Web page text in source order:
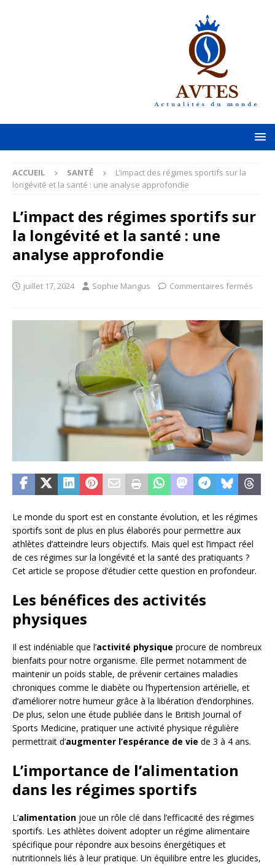
ACCUEIL SANTÉ
L’impact des régimes sportifs sur la
longévité et la santé : une analyse approfondie
L’impact des régimes sportifs sur
la longévité et la santé : une
analyse approfondie
juillet 17, 2024 Sophie Mangus Commentaires fermés
Le monde du sport est en constante évolution, et les régimes
sportifs sont de plus en plus élaborés pour permettre aux
athlètes d’atteindre leurs objectifs. Mais quel est l’impact réel
de ces régimes sur la longévité et la santé des pratiquants ?
Cet article se propose d’étudier cette question en profondeur.
Les bénéfices des activités
physiques
Il est indéniable que l’activité physique procure de nombreux
bienfaits pour notre organisme. Elle permet notamment de
maintenir un poids stable, de prévenir certaines maladies
chroniques comme le diabète ou l’hypertension artérielle, et
d’améliorer notre humeur grâce à la libération d’endorphines.
De plus, selon une étude publiée dans le British Journal of
Sports Medicine, pratiquer une activité physique régulière
permettrait d’augmenter l’espérance de vie de 3 à 4 ans.
L’importance de l’alimentation
dans les régimes sportifs
L’alimentation joue un rôle clé dans l’efficacité des régimes
sportifs. Les athlètes doivent adopter un régime alimentaire
spécifique pour répondre aux besoins énergétiques et
nutritionnels liés à leur pratique. Un équilibre entre les glucides,